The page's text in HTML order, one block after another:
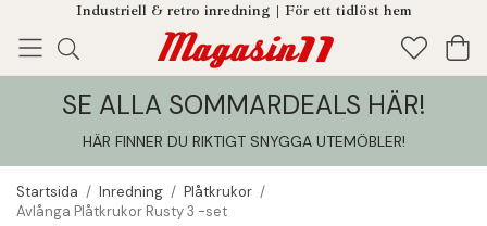
Industriell & retro inredning | För ett tidlöst hem
Enjoy! Tillagt i din varukorg
SE ALLA SOMMARDEALS HÄR!
HÄR FINNER DU RIKTIGT SNYGGA UTEMÖBLER!
Startsida / Inredning / Plåtkrukor /
Avlånga Plåtkrukor Rusty 3 -set